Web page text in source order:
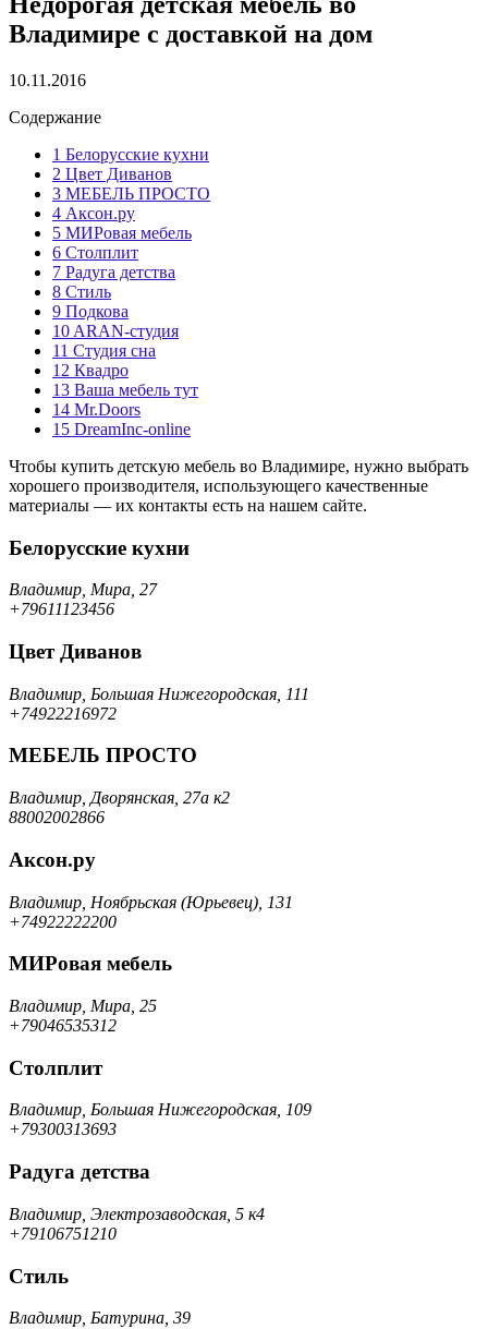
Владимире с доставкой на дом
10.11.2016
Содержание
1 Белорусские кухни
2 Цвет Диванов
3 МЕБЕЛЬ ПРОСТО
4 Аксон.ру
5 МИРовая мебель
6 Столплит
7 Радуга детства
8 Стиль
9 Подкова
10 ARAN-студия
11 Студия сна
12 Квадро
13 Ваша мебель тут
14 Mr.Doors
15 DreamInc-online
Чтобы купить детскую мебель во Владимире, нужно выбрать
хорошего производителя, использующего качественные
материалы — их контакты есть на нашем сайте.
Белорусские кухни
Владимир, Мира, 27
+79611123456
Цвет Диванов
Владимир, Большая Нижегородская, 111
+74922216972
МЕБЕЛЬ ПРОСТО
Владимир, Дворянская, 27а к2
88002002866
Аксон.ру
Владимир, Ноябрьская (Юрьевец), 131
+74922222200
МИРовая мебель
Владимир, Мира, 25
+79046535312
Столплит
Владимир, Большая Нижегородская, 109
+79300313693
Радуга детства
Владимир, Электрозаводская, 5 к4
+79106751210
Стиль
Владимир, Батурина, 39